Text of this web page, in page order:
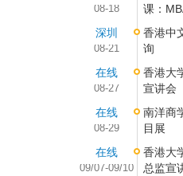
08-18
课：
深圳
08-21
香港中
询
在线
08-27
香港大
宣讲会
在线
08-29
南洋商
目展
在线
09/07-09/10
香港大
总监宣